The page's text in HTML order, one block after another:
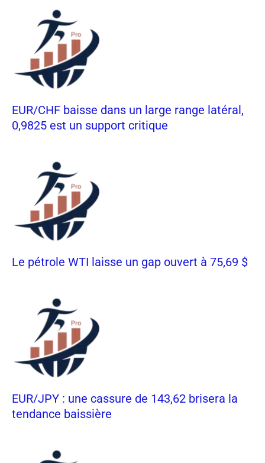
EUR/CHF baisse dans un large range latéral,
0,9825 est un support critique
Le pétrole WTI laisse un gap ouvert à 75,69 $
EUR/JPY : une cassure de 143,62 brisera la
tendance baissière